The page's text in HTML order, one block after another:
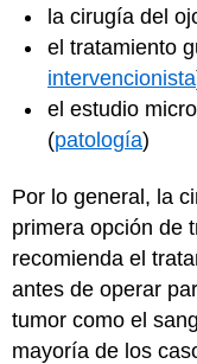
la cirugía del
el tratamiento
intervencionista
el estudio
(patología)
Por lo general, la
primera opción de
recomienda el
antes de operar
tumor como el
mayoría de los